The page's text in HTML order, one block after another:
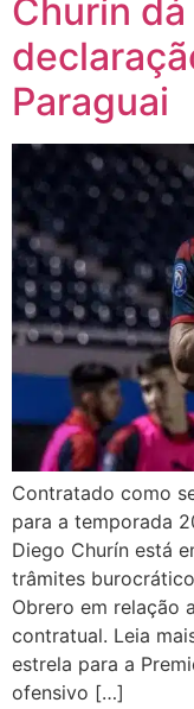
Churín
Paraguai
Contratado como
para a temporada
Diego Churín está
trâmites
Obrero em relação
contratual. Leia
estrela para a
ofensivo […]